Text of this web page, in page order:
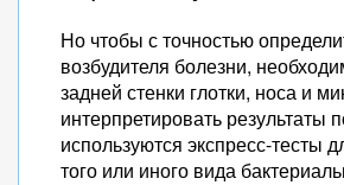
Но чтобы с точностью
возбудителя болезни,
задней стенки глотки, носа и
интерпретировать результаты
используются экспресс-тесты
того или иного вида